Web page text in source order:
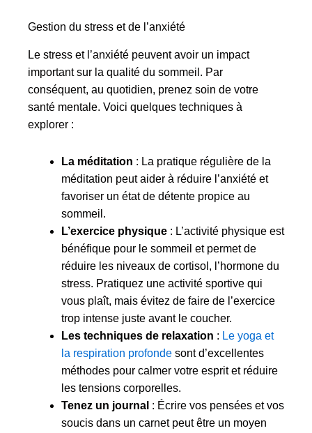
Gestion du stress et de l’anxiété
Le stress et l’anxiété peuvent avoir un impact
important sur la qualité du sommeil. Par
conséquent, au quotidien, prenez soin de votre
santé mentale. Voici quelques techniques à
explorer :
La méditation : La pratique régulière de la
méditation peut aider à réduire l’anxiété et
favoriser un état de détente propice au
sommeil.
L’exercice physique : L’activité physique est
bénéfique pour le sommeil et permet de
réduire les niveaux de cortisol, l’hormone du
stress. Pratiquez une activité sportive qui
vous plaît, mais évitez de faire de l’exercice
trop intense juste avant le coucher.
Les techniques de relaxation : Le yoga et
la respiration profonde sont d’excellentes
méthodes pour calmer votre esprit et réduire
les tensions corporelles.
Tenez un journal : Écrire vos pensées et vos
soucis dans un carnet peut être un moyen